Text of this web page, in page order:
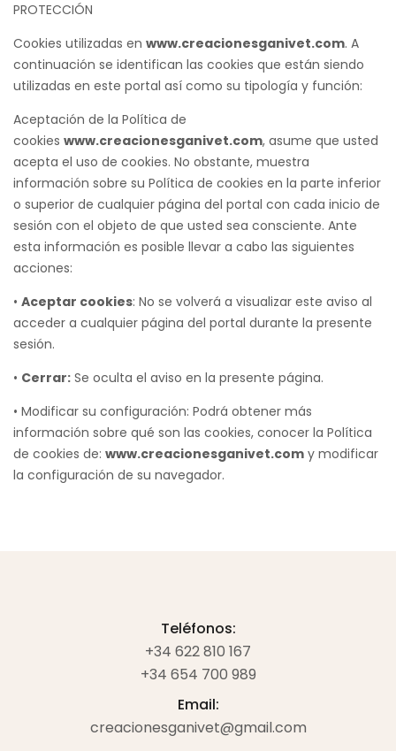
PROTECCIÓN
Cookies utilizadas en www.creacionesganivet.com. A
continuación se identifican las cookies que están siendo
utilizadas en este portal así como su tipología y función:
Aceptación de la Política de
cookies www.creacionesganivet.com, asume que usted
acepta el uso de cookies. No obstante, muestra
información sobre su Política de cookies en la parte inferior
o superior de cualquier página del portal con cada inicio de
sesión con el objeto de que usted sea consciente. Ante
esta información es posible llevar a cabo las siguientes
acciones:
• Aceptar cookies: No se volverá a visualizar este aviso al
acceder a cualquier página del portal durante la presente
sesión.
• Cerrar: Se oculta el aviso en la presente página.
• Modificar su configuración: Podrá obtener más
información sobre qué son las cookies, conocer la Política
de cookies de: www.creacionesganivet.com y modificar
la configuración de su navegador.
Teléfonos:
+34 622 810 167
+34 654 700 989
Email:
creacionesganivet@gmail.com